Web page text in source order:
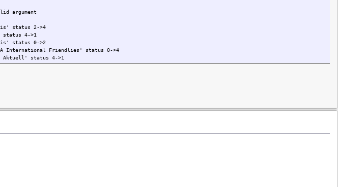
argument
status 2->4
status 4->1
status 0->2
International Friendlies' status 0->4
Aktuell' status 4->1